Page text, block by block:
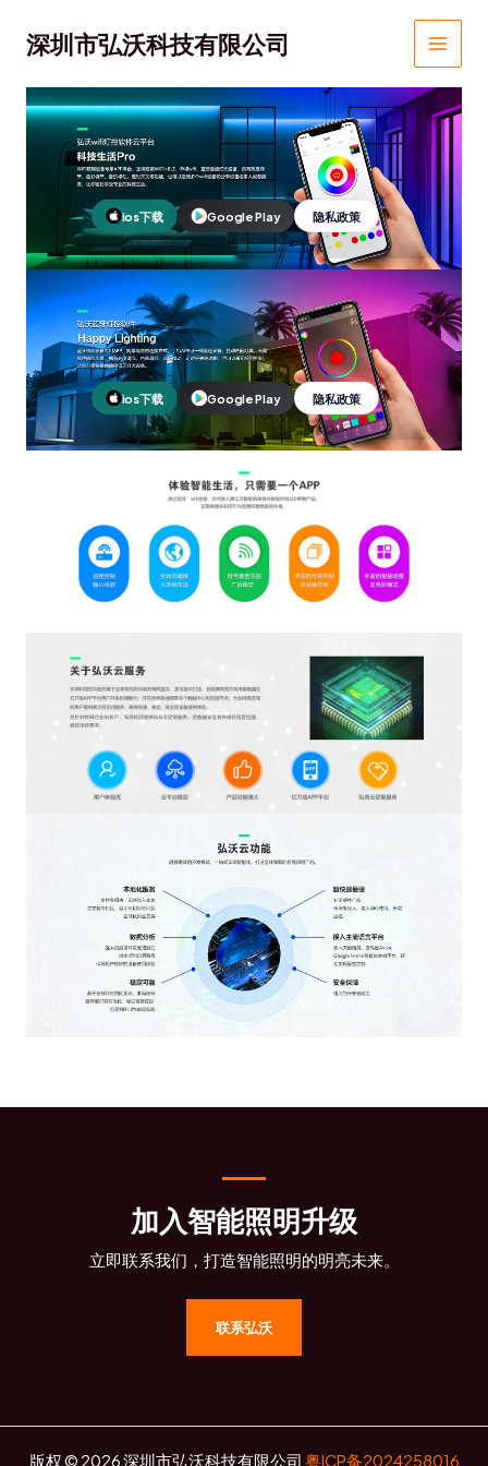
深圳市弘沃科技有限公司
MAIN
ios下载 Google Play 隐私政策
ios下载 Google Play 隐私政策
加入智能照明升级
立即联系我们，打造智能照明的明亮未来。
联系弘沃
版权 © 2026 深圳市弘沃科技有限公司 粤ICP备2024258016